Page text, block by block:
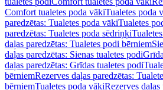
Comfort tualetes poda vākiTualetes poda
paredzētas: Tualetes poda vākiTualetes
paredzētas: Tualetes poda sēdriņķi
daļas paredzētas: Tualetes podi bērniem
daļas paredzētas: Sienas tualetes podi
daļas paredzētas: Grīdas tualetes podi
bērniemRezerves daļas paredzētas:
bērniemTualetes poda vākiRezerves daļas